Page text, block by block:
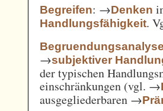
Begreifen: →Denken
Handlungsfähigkeit.
→subjektiver
der typischen
einschränkungen (vgl. →
ausgegliederbaren →